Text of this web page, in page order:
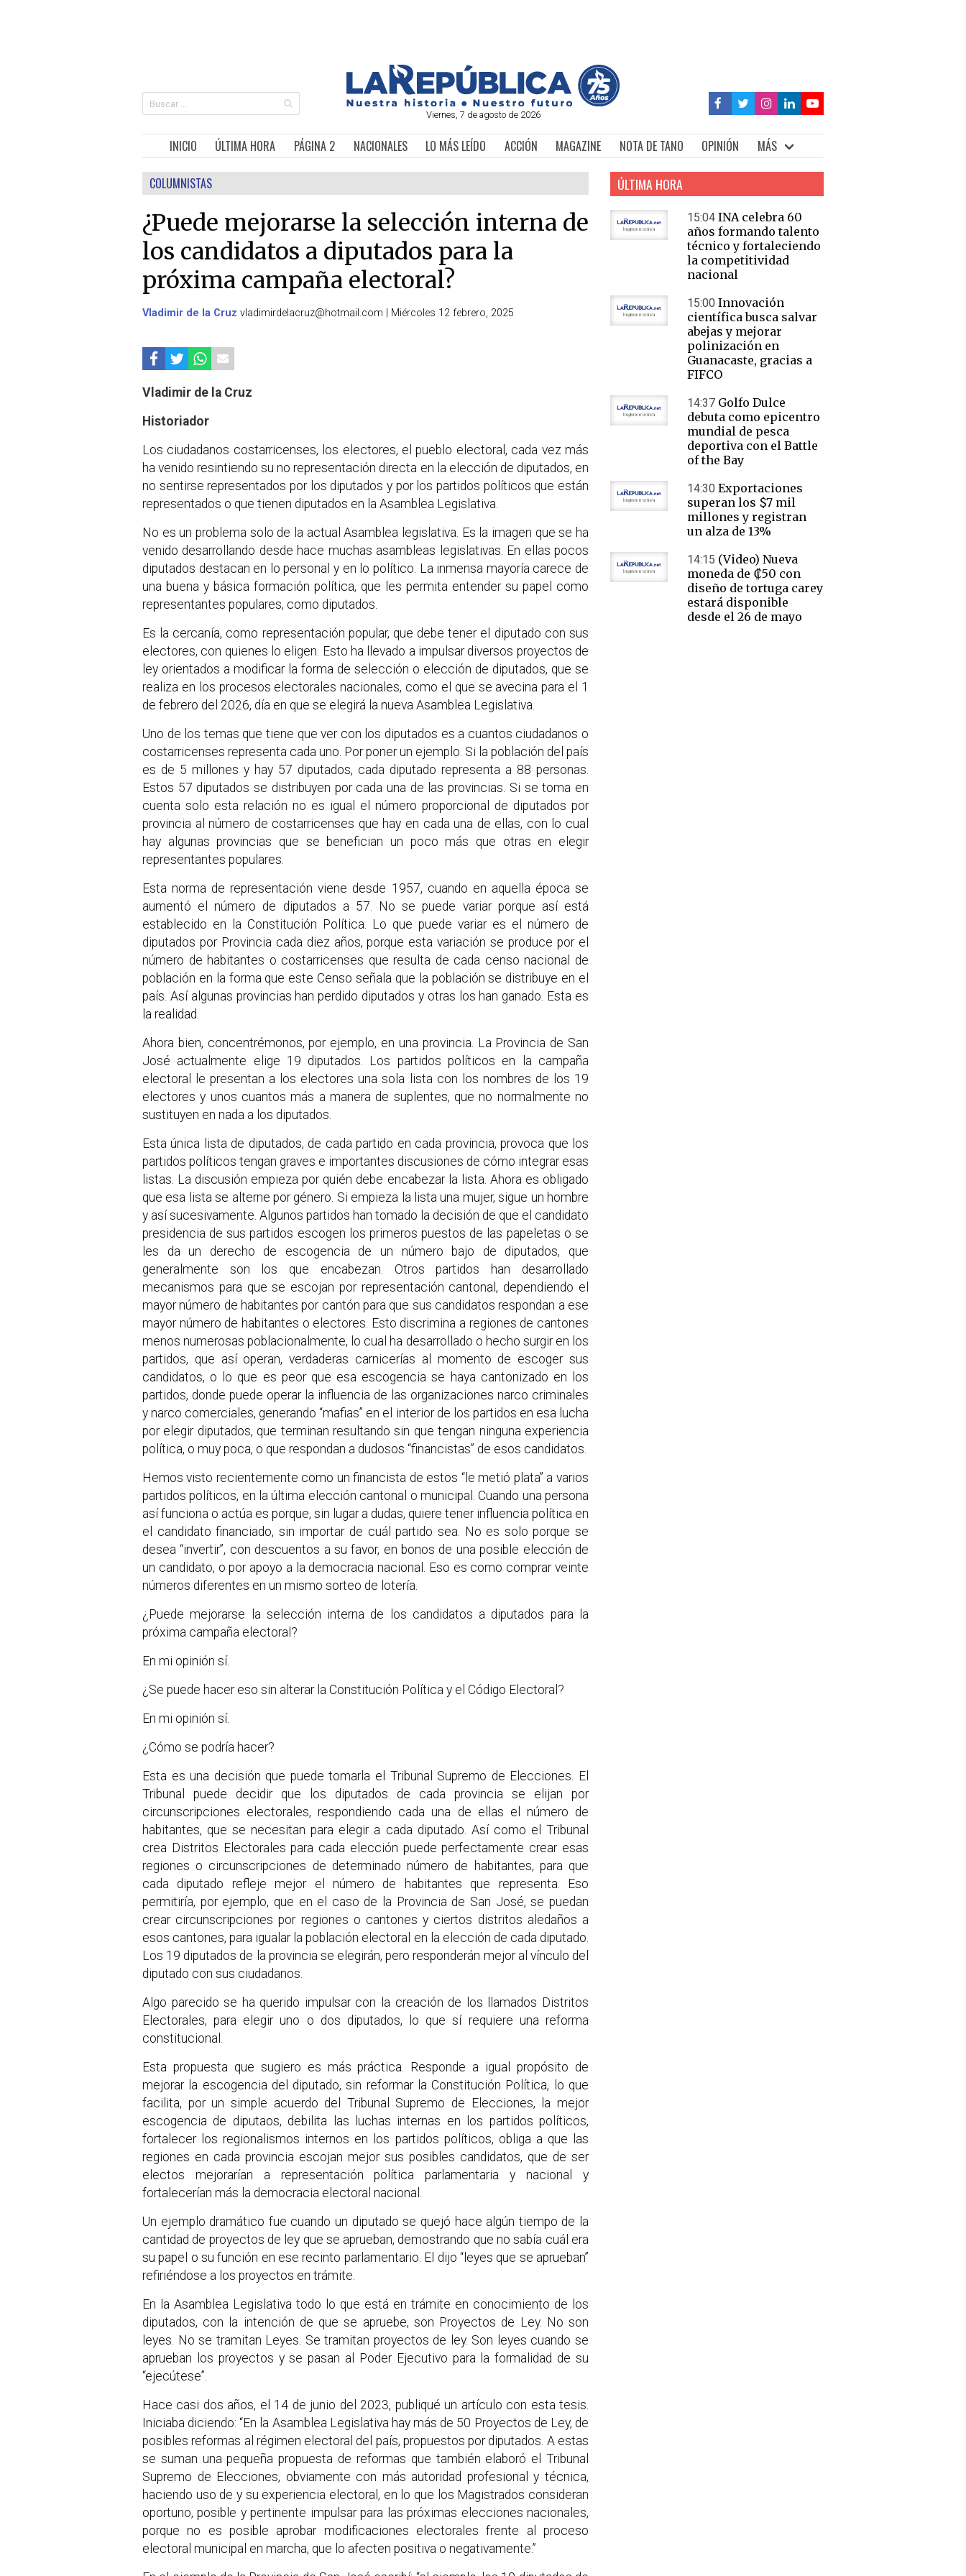
Viernes, 7 de agosto de 2026
INICIO ÚLTIMA HORA PÁGINA 2 NACIONALES LO MÁS LEÍDO ACCIÓN MAGAZINE NOTA DE TANO OPINIÓN MÁS
COLUMNISTAS
¿Puede mejorarse la selección interna de
los candidatos a diputados para la
próxima campaña electoral?
Vladimir de la Cruz vladimirdelacruz@hotmail.com Miércoles 12 febrero, 2025
Vladimir de la Cruz
Historiador
Los ciudadanos costarricenses, los electores, el pueblo electoral, cada vez más
ha venido resintiendo su no representación directa en la elección de diputados, en
no sentirse representados por los diputados y por los partidos políticos que están
representados o que tienen diputados en la Asamblea Legislativa.
No es un problema solo de la actual Asamblea legislativa. Es la imagen que se ha
venido desarrollando desde hace muchas asambleas legislativas. En ellas pocos
diputados destacan en lo personal y en lo político. La inmensa mayoría carece de
una buena y básica formación política, que les permita entender su papel como
representantes populares, como diputados.
Es la cercanía, como representación popular, que debe tener el diputado con sus
electores, con quienes lo eligen. Esto ha llevado a impulsar diversos proyectos de
ley orientados a modificar la forma de selección o elección de diputados, que se
realiza en los procesos electorales nacionales, como el que se avecina para el 1
de febrero del 2026, día en que se elegirá la nueva Asamblea Legislativa.
Uno de los temas que tiene que ver con los diputados es a cuantos ciudadanos o
costarricenses representa cada uno. Por poner un ejemplo. Si la población del país
es de 5 millones y hay 57 diputados, cada diputado representa a 88 personas.
Estos 57 diputados se distribuyen por cada una de las provincias. Si se toma en
cuenta solo esta relación no es igual el número proporcional de diputados por
provincia al número de costarricenses que hay en cada una de ellas, con lo cual
hay algunas provincias que se benefician un poco más que otras en elegir
representantes populares.
Esta norma de representación viene desde 1957, cuando en aquella época se
aumentó el número de diputados a 57. No se puede variar porque así está
establecido en la Constitución Política. Lo que puede variar es el número de
diputados por Provincia cada diez años, porque esta variación se produce por el
número de habitantes o costarricenses que resulta de cada censo nacional de
población en la forma que este Censo señala que la población se distribuye en el
país. Así algunas provincias han perdido diputados y otras los han ganado. Esta es
la realidad.
Ahora bien, concentrémonos, por ejemplo, en una provincia. La Provincia de San
José actualmente elige 19 diputados. Los partidos políticos en la campaña
electoral le presentan a los electores una sola lista con los nombres de los 19
electores y unos cuantos más a manera de suplentes, que no normalmente no
sustituyen en nada a los diputados.
Esta única lista de diputados, de cada partido en cada provincia, provoca que los
partidos políticos tengan graves e importantes discusiones de cómo integrar esas
listas. La discusión empieza por quién debe encabezar la lista. Ahora es obligado
que esa lista se alterne por género. Si empieza la lista una mujer, sigue un hombre
y así sucesivamente. Algunos partidos han tomado la decisión de que el candidato
presidencia de sus partidos escogen los primeros puestos de las papeletas o se
les da un derecho de escogencia de un número bajo de diputados, que
generalmente son los que encabezan. Otros partidos han desarrollado
mecanismos para que se escojan por representación cantonal, dependiendo el
mayor número de habitantes por cantón para que sus candidatos respondan a ese
mayor número de habitantes o electores. Esto discrimina a regiones de cantones
menos numerosas poblacionalmente, lo cual ha desarrollado o hecho surgir en los
partidos, que así operan, verdaderas carnicerías al momento de escoger sus
candidatos, o lo que es peor que esa escogencia se haya cantonizado en los
partidos, donde puede operar la influencia de las organizaciones narco criminales
y narco comerciales, generando “mafias” en el interior de los partidos en esa lucha
por elegir diputados, que terminan resultando sin que tengan ninguna experiencia
política, o muy poca, o que respondan a dudosos “financistas” de esos candidatos.
Hemos visto recientemente como un financista de estos “le metió plata” a varios
partidos políticos, en la última elección cantonal o municipal. Cuando una persona
así funciona o actúa es porque, sin lugar a dudas, quiere tener influencia política en
el candidato financiado, sin importar de cuál partido sea. No es solo porque se
desea “invertir”, con descuentos a su favor, en bonos de una posible elección de
un candidato, o por apoyo a la democracia nacional. Eso es como comprar veinte
números diferentes en un mismo sorteo de lotería.
¿Puede mejorarse la selección interna de los candidatos a diputados para la
próxima campaña electoral?
En mi opinión sí.
¿Se puede hacer eso sin alterar la Constitución Política y el Código Electoral?
En mi opinión sí.
¿Cómo se podría hacer?
Esta es una decisión que puede tomarla el Tribunal Supremo de Elecciones. El
Tribunal puede decidir que los diputados de cada provincia se elijan por
circunscripciones electorales, respondiendo cada una de ellas el número de
habitantes, que se necesitan para elegir a cada diputado. Así como el Tribunal
crea Distritos Electorales para cada elección puede perfectamente crear esas
regiones o circunscripciones de determinado número de habitantes, para que
cada diputado refleje mejor el número de habitantes que representa. Eso
permitiría, por ejemplo, que en el caso de la Provincia de San José, se puedan
crear circunscripciones por regiones o cantones y ciertos distritos aledaños a
esos cantones, para igualar la población electoral en la elección de cada diputado.
Los 19 diputados de la provincia se elegirán, pero responderán mejor al vínculo del
diputado con sus ciudadanos.
Algo parecido se ha querido impulsar con la creación de los llamados Distritos
Electorales, para elegir uno o dos diputados, lo que sí requiere una reforma
constitucional.
Esta propuesta que sugiero es más práctica. Responde a igual propósito de
mejorar la escogencia del diputado, sin reformar la Constitución Política, lo que
facilita, por un simple acuerdo del Tribunal Supremo de Elecciones, la mejor
escogencia de diputaos, debilita las luchas internas en los partidos políticos,
fortalecer los regionalismos internos en los partidos políticos, obliga a que las
regiones en cada provincia escojan mejor sus posibles candidatos, que de ser
electos mejorarían a representación política parlamentaria y nacional y
fortalecerían más la democracia electoral nacional.
Un ejemplo dramático fue cuando un diputado se quejó hace algún tiempo de la
cantidad de proyectos de ley que se aprueban, demostrando que no sabía cuál era
su papel o su función en ese recinto parlamentario. El dijo “leyes que se aprueban”
refiriéndose a los proyectos en trámite.
En la Asamblea Legislativa todo lo que está en trámite en conocimiento de los
diputados, con la intención de que se apruebe, son Proyectos de Ley. No son
leyes. No se tramitan Leyes. Se tramitan proyectos de ley. Son leyes cuando se
aprueban los proyectos y se pasan al Poder Ejecutivo para la formalidad de su
“ejecútese”.
Hace casi dos años, el 14 de junio del 2023, publiqué un artículo con esta tesis.
Iniciaba diciendo: “En la Asamblea Legislativa hay más de 50 Proyectos de Ley, de
posibles reformas al régimen electoral del país, propuestos por diputados. A estas
se suman una pequeña propuesta de reformas que también elaboró el Tribunal
Supremo de Elecciones, obviamente con más autoridad profesional y técnica,
haciendo uso de y su experiencia electoral, en lo que los Magistrados consideran
oportuno, posible y pertinente impulsar para las próximas elecciones nacionales,
porque no es posible aprobar modificaciones electorales frente al proceso
electoral municipal en marcha, que lo afecten positiva o negativamente.”
ÚLTIMA HORA
15:04 INA celebra 60
años formando talento
técnico y fortaleciendo
la competitividad
nacional
15:00 Innovación
científica busca salvar
abejas y mejorar
polinización en
Guanacaste, gracias a
FIFCO
14:37 Golfo Dulce
debuta como epicentro
mundial de pesca
deportiva con el Battle
of the Bay
14:30 Exportaciones
superan los $7 mil
millones y registran
un alza de 13%
14:15 (Video) Nueva
moneda de ₡50 con
diseño de tortuga carey
estará disponible
desde el 26 de mayo